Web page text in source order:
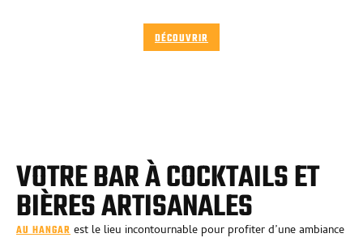
DÉCOUVRIR
VOTRE BAR À COCKTAILS ET
BIÈRES ARTISANALES
AU HANGAR est le lieu incontournable pour profiter d’une ambiance